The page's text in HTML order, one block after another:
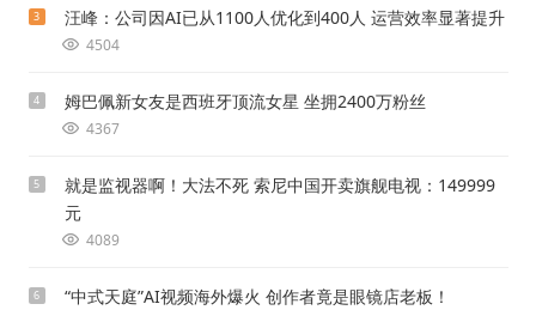
3 汪峰：公司因AI已从1100人优化到400人 运营效率显著提升
4504
4 姆巴佩新女友是西班牙顶流女星 坐拥2400万粉丝
4367
5
就是监视器啊！大法不死 索尼中国开卖旗舰电视：149999
元
4089
6 “中式天庭”AI视频海外爆火 创作者竟是眼镜店老板！